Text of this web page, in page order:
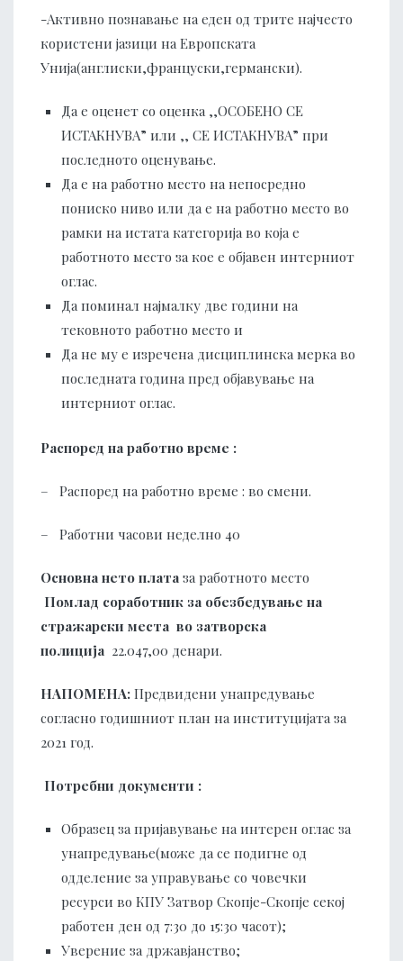
-Активно познавање на еден од трите најчесто
користени јазици на Европската
Унија(англиски,француски,германски).
Да е оценет со оценка ,,ОСОБЕНО СЕ
ИСТАКНУВА” или ,, СЕ ИСТАКНУВА” при
последното оценување.
Да е на работно место на непосредно
пониско ниво или да е на работно место во
рамки на истата категорија во која е
работното место за кое е објавен интерниот
оглас.
Да поминал најмалку две години на
тековното работно место и
Да не му е изречена дисциплинска мерка во
последната година пред објавување на
интерниот оглас.
Распоред на работно време :
– Распоред на работно време : во смени.
– Работни часови неделно 40
Основна нето плата за работното место
Помлад соработник за обезбедување на
стражарски места во затворска
полиција 22.047,00 денари.
НАПОМЕНА: Предвидени унапредување
согласно годишниот план на институцијата за
2021 год.
Потребни документи :
Образец за пријавување на интерен оглас за
унапредување(може да се подигне од
одделение за управување со човечки
ресурси во КПУ Затвор Скопје-Скопје секој
работен ден од 7:30 до 15:30 часот);
Уверение за државјанство;